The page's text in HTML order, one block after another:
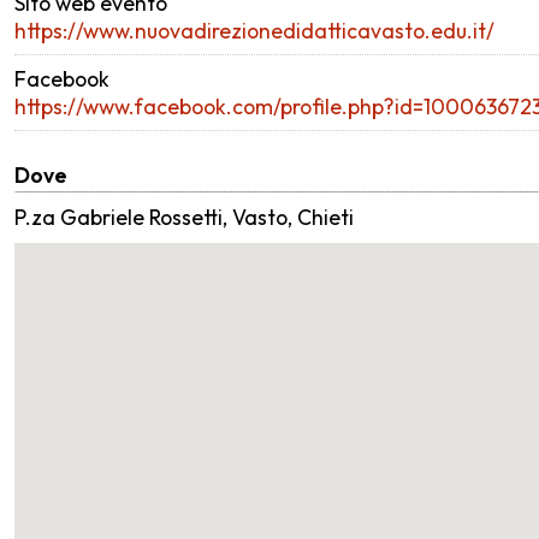
https://www.nuovadirezionedidatticavasto.edu.it/
Facebook
https://www.facebook.com/
Dove
P.za Gabriele Rossetti, Vasto, Chieti